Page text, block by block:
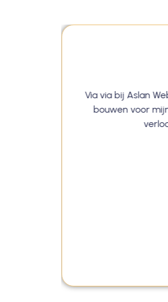
Via via bij Aslan
bouwen voor